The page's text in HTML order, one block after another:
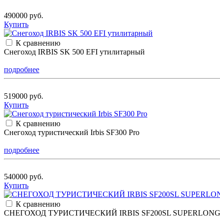
490000 руб.
Купить
К сравнению
Снегоход IRBIS SK 500 EFI утилитарный
подробнее
519000 руб.
Купить
К сравнению
Снегоход туристический Irbis SF300 Pro
подробнее
540000 руб.
Купить
К сравнению
СНЕГОХОД ТУРИСТИЧЕСКИЙ IRBIS SF200SL SUPERLONG